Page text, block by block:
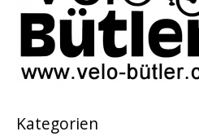
Kategorien